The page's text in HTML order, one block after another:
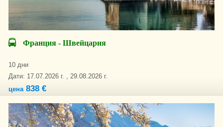
Франция - Швейцария
10 дни
Дати: 17.07.2026 г. , 29.08.2026 г.
цена838 €